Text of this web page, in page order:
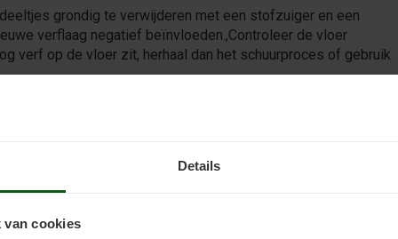
Details
van cookies
grondig te verwijderen met een stofzuiger en een
verflaag negatief beïnvloeden.,Controleer de vloer
verf op de vloer zit, herhaal dan het schuurproces of gebruik
hebt